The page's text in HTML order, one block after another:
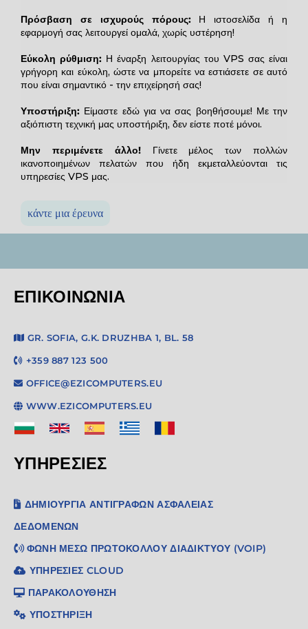
Πρόσβαση σε ισχυρούς πόρους: Η ιστοσελίδα ή η
εφαρμογή σας λειτουργεί ομαλά, χωρίς υστέρηση!
Εύκολη ρύθμιση: Η έναρξη λειτουργίας του VPS σας είναι
γρήγορη και εύκολη, ώστε να μπορείτε να εστιάσετε σε αυτό
που είναι σημαντικό - την επιχείρησή σας!
Υποστήριξη: Είμαστε εδώ για να σας βοηθήσουμε! Με την
αξιόπιστη τεχνική μας υποστήριξη, δεν είστε ποτέ μόνοι.
Μην περιμένετε άλλο! Γίνετε μέλος των πολλών
ικανοποιημένων πελατών που ήδη εκμεταλλεύονται τις
υπηρεσίες VPS μας.
κάντε μια έρευνα
ΕΠΙΚΟΙΝΩΝΊΑ
GR. SOFIA, G.K. DRUZHBA 1, BL. 58
+359 887 123 500
OFFICE@EZICOMPUTERS.EU
WWW.EZICOMPUTERS.EU
ΥΠΗΡΕΣΙΕΣ
ΔΗΜΙΟΥΡΓΊΑ ΑΝΤΙΓΡΆΦΩΝ ΑΣΦΑΛΕΊΑΣ
ΔΕΔΟΜΈΝΩΝ
ΦΩΝΉ ΜΈΣΩ ΠΡΩΤΟΚΌΛΛΟΥ ΔΙΑΔΙΚΤΎΟΥ (VOIP)
ΥΠΗΡΕΣΊΕΣ CLOUD
ΠΑΡΑΚΟΛΟΎΘΗΣΗ
ΥΠΟΣΤΉΡΙΞΗ